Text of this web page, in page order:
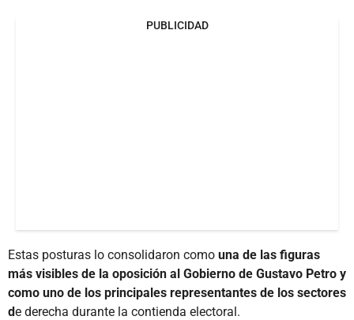
PUBLICIDAD
Estas posturas lo consolidaron como una de las figuras
más visibles de la oposición al Gobierno de Gustavo Petro y
como uno de los principales representantes de los sectores
de derecha durante la contienda electoral.